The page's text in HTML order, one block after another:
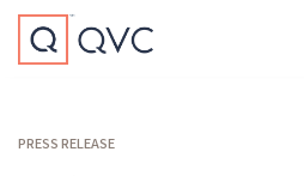
PRESS RELEASE